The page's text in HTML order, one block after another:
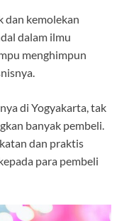
dan kemolekan
dalam ilmu
menghimpun
di Yogyakarta, tak
banyak pembeli.
dan praktis
para pembeli